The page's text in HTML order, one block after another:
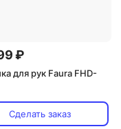
₽
для рук Faura FHD-
Сделать заказ